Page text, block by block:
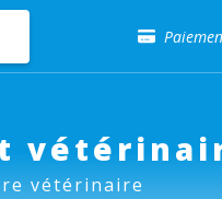
Livraison
vétérinaire